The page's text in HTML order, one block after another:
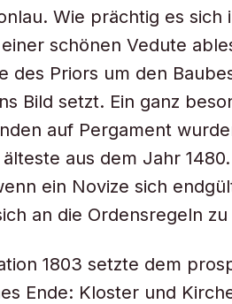
Wie prächtig es
schönen Vedute
des Priors um den
Bild setzt. Ein ganz
auf Pergament
aus dem Jahr
ein Novize sich
an die Ordensregeln
1803 setzte dem
Ende: Kloster und